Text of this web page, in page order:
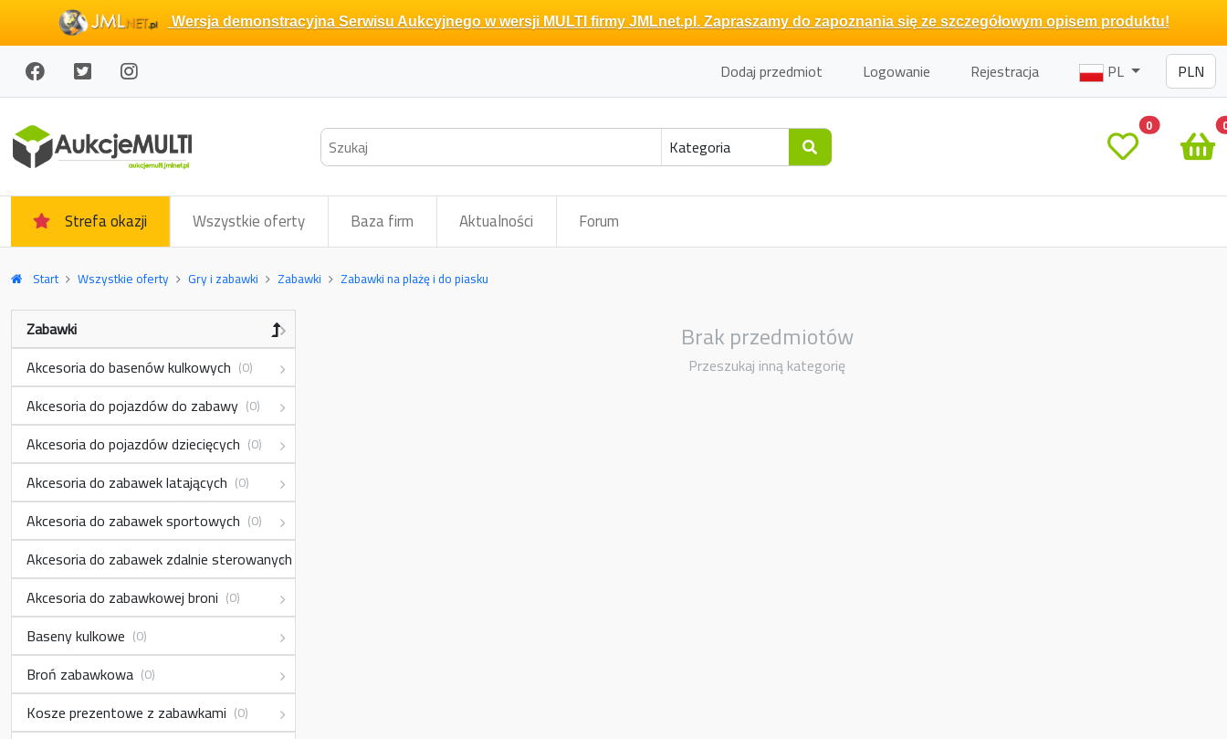
Wersja demonstracyjna Serwisu Aukcyjnego w wersji MULTI firmy JMLnet.pl. Zapraszamy do zapoznania się ze szczegółowym opisem produktu!
Dodaj przedmiot Logowanie Rejestracja PL
0
Strefa okazji Wszystkie oferty Baza firm Aktualności Forum
Start Wszystkie oferty Gry i zabawki Zabawki Zabawki na plażę i do piasku
Zabawki
Akcesoria do basenów kulkowych (0)
Akcesoria do pojazdów do zabawy (0)
Akcesoria do pojazdów dziecięcych (0)
Akcesoria do zabawek latających (0)
Akcesoria do zabawek sportowych (0)
Akcesoria do zabawek zdalnie sterowanych
Akcesoria do zabawkowej broni (0)
Baseny kulkowe (0)
Broń zabawkowa (0)
Kosze prezentowe z zabawkami (0)
Brak przedmiotów
Przeszukaj inną kategorię